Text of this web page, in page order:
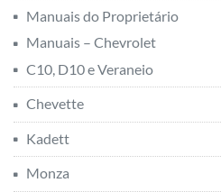
Manuais do Proprietário
Manuais – Chevrolet
C10, D10 e Veraneio
Chevette
Kadett
Monza